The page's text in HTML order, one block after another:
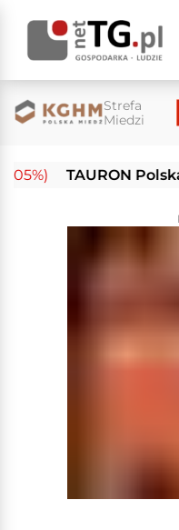
Strefa
Miedzi
TAURON Polska